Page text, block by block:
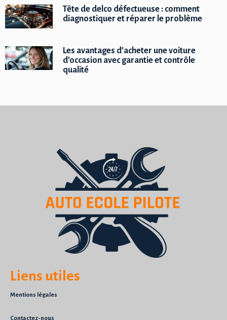
Tête de delco défectueuse : comment
diagnostiquer et réparer le problème
Les avantages d’acheter une voiture
d’occasion avec garantie et contrôle
qualité
Liens utiles
Mentions légales
Contactez-nous